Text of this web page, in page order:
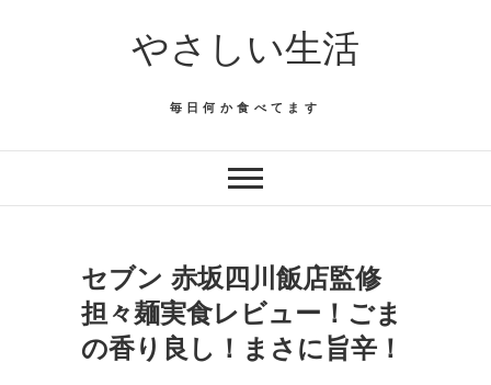
やさしい生活
毎日何か食べてます
セブン 赤坂四川飯店監修
担々麺実食レビュー！ごま
の香り良し！まさに旨辛！